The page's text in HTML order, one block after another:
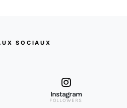
SOCIAUX
Instagram
FOLLOWERS